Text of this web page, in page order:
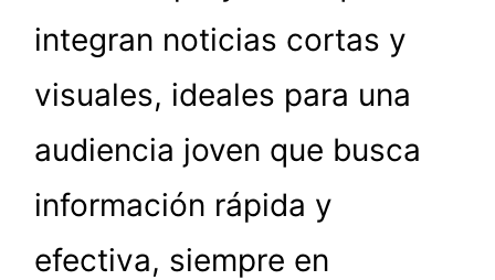
integran noticias cortas y
visuales, ideales para una
audiencia joven que busca
información rápida y
efectiva, siempre en